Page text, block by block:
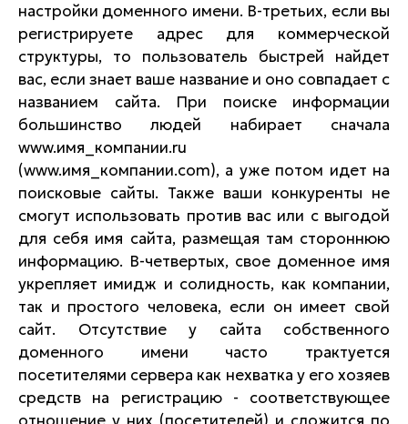
настройки доменного имени. В-третьих, если вы
регистрируете адрес для коммерческой
структуры, то пользователь быстрей найдет
вас, если знает ваше название и оно совпадает с
названием сайта. При поиске информации
большинство людей набирает сначала
www.имя_компании.ru
(www.имя_компании.com), а уже потом идет на
поисковые сайты. Также ваши конкуренты не
смогут использовать против вас или с выгодой
для себя имя сайта, размещая там стороннюю
информацию. В-четвертых, свое доменное имя
укрепляет имидж и солидность, как компании,
так и простого человека, если он имеет свой
сайт. Отсутствие у сайта собственного
доменного имени часто трактуется
посетителями сервера как нехватка у его хозяев
средств на регистрацию - соответствующее